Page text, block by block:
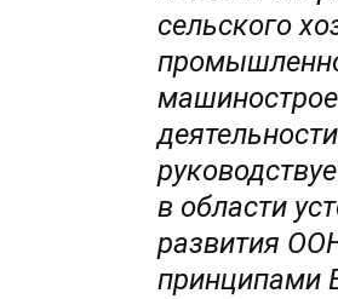
сельского
в области
развития
принципами